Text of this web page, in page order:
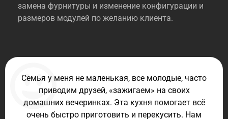
замена фурнитуры и изменение конфигурации и
размеров модулей по желанию клиента.
Семья у меня не маленькая, все молодые, часто
приводим друзей, «зажигаем» на своих
домашних вечеринках. Эта кухня помогает всё
очень быстро приготовить и перекусить. Нам